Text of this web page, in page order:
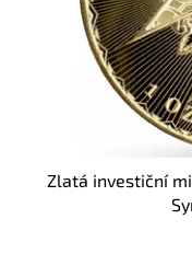
Zlatá investiční